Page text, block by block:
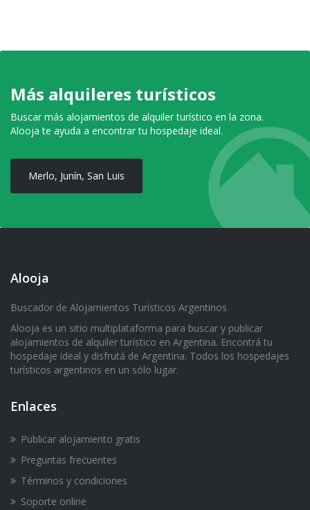
Más alquileres turísticos
Buscar más alojamientos de alquiler turístico en la zona.
Alooja te ayuda a encontrar tu hospedaje ideal.
Merlo, Junín, San Luis
Alooja
Buscador de Alojamientos Turísticos Argentinos
Alooja es un sitio multiplataforma para buscar y publicar
alojamientos de alquiler turístico en Argentina. Encontrá tu
hospedaje ideal y disfrutá de Argentina. Todos los hospedajes
turísticos argentinos en un sólo lugar.
Enlaces
Publicar alojamiento gratis
Preguntas frecuentes
Términos y condiciones
Soporte online